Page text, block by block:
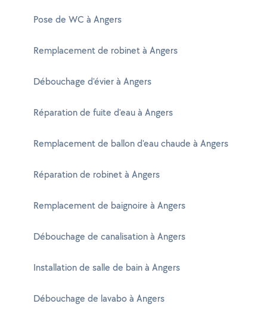
Pose de WC à Angers
Remplacement de robinet à Angers
Débouchage d'évier à Angers
Réparation de fuite d'eau à Angers
Remplacement de ballon d'eau chaude à Angers
Réparation de robinet à Angers
Remplacement de baignoire à Angers
Débouchage de canalisation à Angers
Installation de salle de bain à Angers
Débouchage de lavabo à Angers